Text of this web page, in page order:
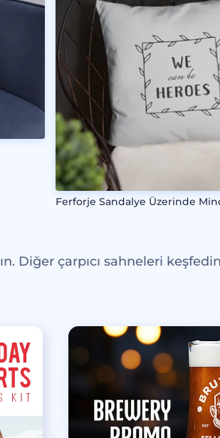
Ferforje Sandalye Üzerinde
Diğer çarpıcı sahneleri